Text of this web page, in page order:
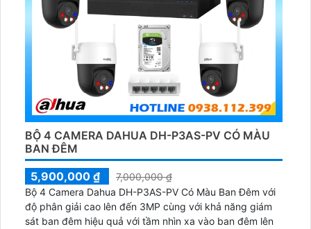
BỘ 4 CAMERA DAHUA DH-P3AS-PV CÓ MÀU
BAN ĐÊM
5,900,000 ₫
7,000,000 ₫
Bộ 4 Camera Dahua DH-P3AS-PV Có Màu Ban Đêm với
độ phân giải cao lên đến 3MP cùng với khả năng giám
sát ban đêm hiệu quả với tầm nhìn xa vào ban đêm lên